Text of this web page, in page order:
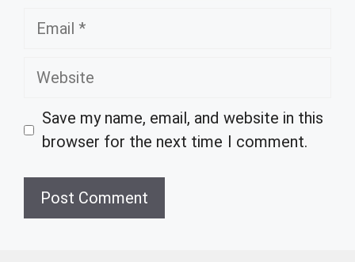
Email
Website
Save my name, email, and website in this
browser for the next time I comment.